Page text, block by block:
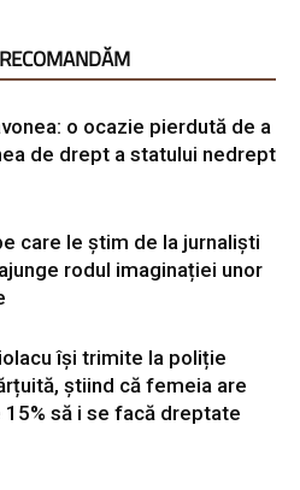
RECOMANDĂM
o ocazie pierdută de a
de drept a statului nedrept
care le știm de la jurnaliști
rodul imaginației unor
își trimite la poliție
știind că femeia are
15% să i se facă dreptate